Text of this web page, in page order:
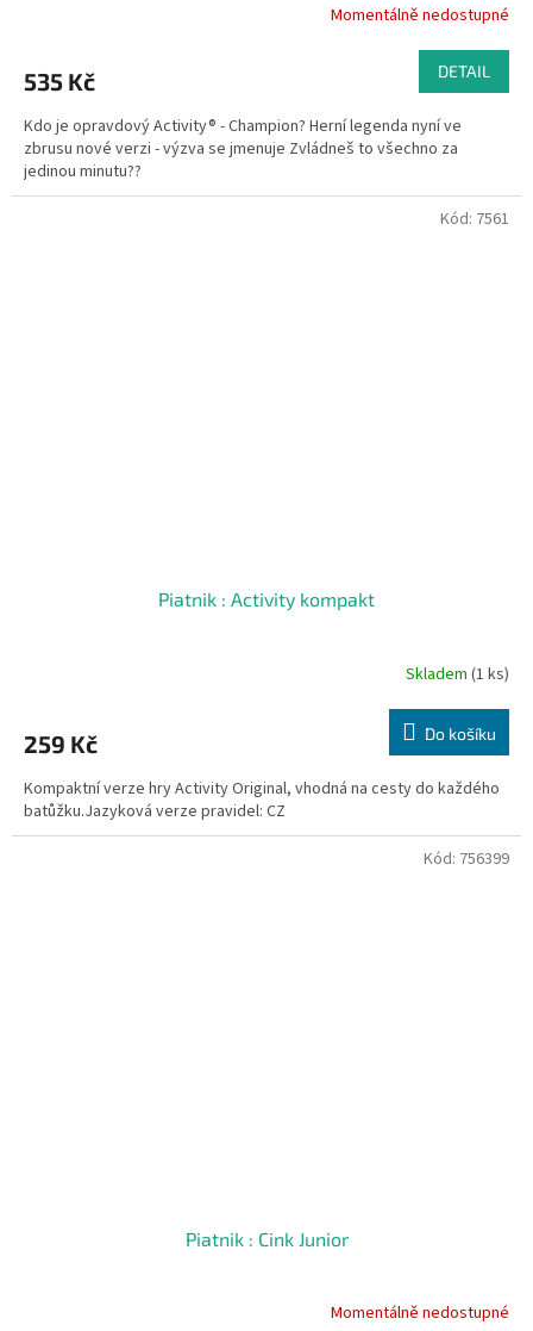
Momentálně nedostupné
535 Kč DETAIL
Kdo je opravdový Activity® - Champion? Herní legenda nyní ve
zbrusu nové verzi - výzva se jmenuje Zvládneš to všechno za
jedinou minutu??
Piatnik : Activity kompakt
Skladem (1 ks)
259 Kč Do košíku
Kompaktní verze hry Activity Original, vhodná na cesty do každého
batůžku.Jazyková verze pravidel: CZ
Kód: 7561
Piatnik : Cink Junior
Momentálně nedostupné
Kód: 756399